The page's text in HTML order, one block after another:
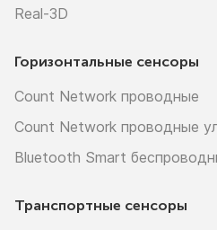
Real-3D
Горизонтальные сенсоры
Count Network проводные
Count Network проводные
Bluetooth Smart
Транспортные сенсоры